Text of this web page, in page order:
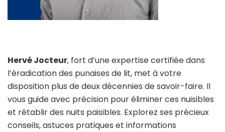
Hervé Jocteur, fort d’une expertise certifiée dans
l’éradication des punaises de lit, met à votre
disposition plus de deux décennies de savoir-faire. Il
vous guide avec précision pour éliminer ces nuisibles
et rétablir des nuits paisibles. Explorez ses précieux
conseils, astuces pratiques et informations